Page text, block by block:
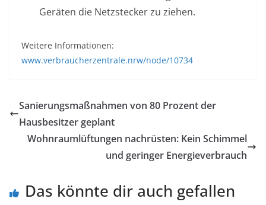
Geräten die Netzstecker zu ziehen.
Weitere Informationen:
www.verbraucherzentrale.nrw/node/10734
Sanierungsmaßnahmen von 80 Prozent der
Hausbesitzer geplant
Wohnraumlüftungen nachrüsten: Kein Schimmel
und geringer Energieverbrauch
Das könnte dir auch gefallen